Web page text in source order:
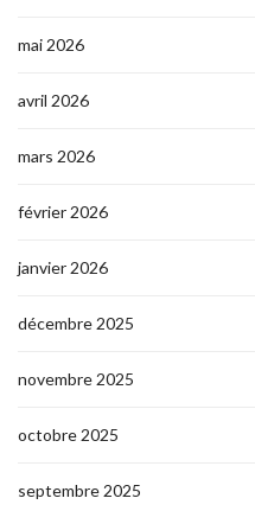
mai 2026
avril 2026
mars 2026
février 2026
janvier 2026
décembre 2025
novembre 2025
octobre 2025
septembre 2025